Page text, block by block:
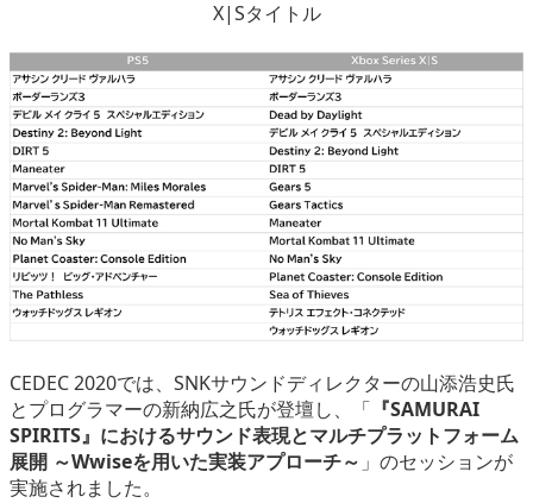
X|Sタイトル
CEDEC 2020では、SNKサウンドディレクターの山添浩史氏
とプログラマーの新納広之氏が登壇し、「 『SAMURAI
SPIRITS』におけるサウンド表現とマルチプラットフォーム
展開 ～Wwiseを用いた実装アプローチ～ 」のセッションが
実施されました。